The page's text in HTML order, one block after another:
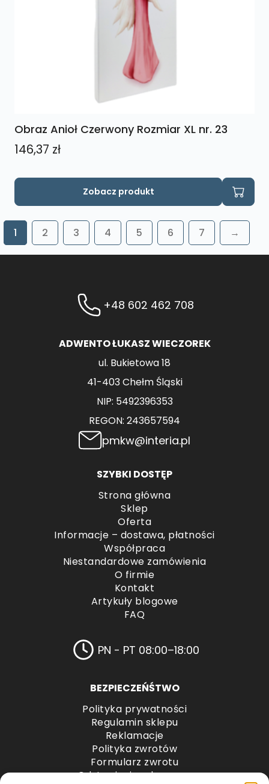
Obraz Anioł Czerwony Rozmiar XL nr. 23
146,37 zł
Zobacz produkt
1 2 3 4 5 6 7 →
+48 602 462 708
ADWENTO ŁUKASZ WIECZOREK
ul. Bukietowa 18
41-403 Chełm Śląski
NIP: 5492396353
REGON: 243657594
pmkw@interia.pl
SZYBKI DOSTĘP
Strona główna
Sklep
Oferta
Informacje – dostawa, płatności
Współpraca
Niestandardowe zamówienia
O firmie
Kontakt
Artykuły blogowe
FAQ
PN - PT 08:00–18:00
BEZPIECZEŃŚTWO
Polityka prywatności
Regulamin sklepu
Reklamacje
Polityka zwrotów
Formularz zwrotu
Odstąpienie od umowy